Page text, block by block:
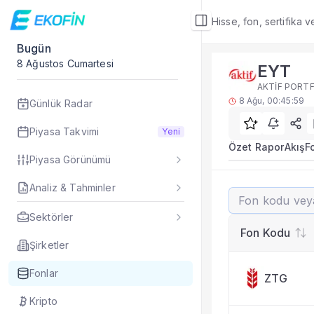
Hisse, fon, sertifika
Bugün
8 Ağustos Cumartesi
Günlük Radar
Piyasa Takvimi Yeni
Piyasa Görünümü
Analiz & Tahminler
Sektörler
Şirketler
Fonlar
Kripto
Rakip Analizi
EYT benzer
EYT fonu rakip
TEFAS EYT
Fon verileri hangi
EYT fonunu diğer
Evet. Fon detay
Fon Detay— İlgili
Fon Portföyü
EYT
AKTİF
8 Ağu, 00:45:59
Özet RaporAkış
EYT
AKTİF
Fon Kodu
ZTG